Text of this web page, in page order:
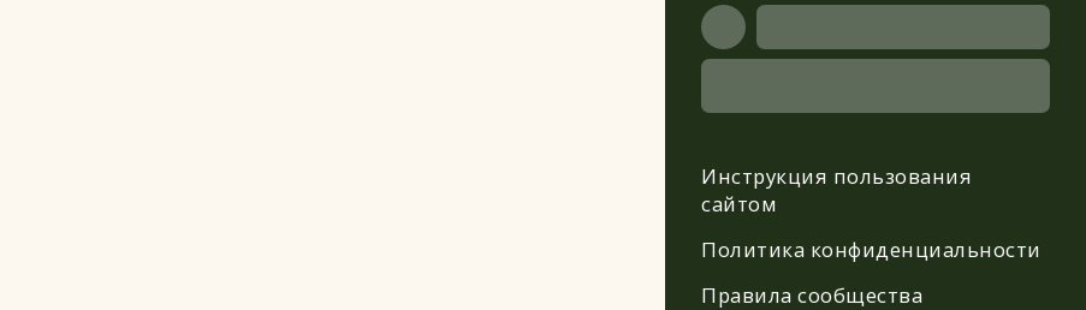
Инструкция пользования
сайтом
Политика конфиденциальности
Правила сообщества